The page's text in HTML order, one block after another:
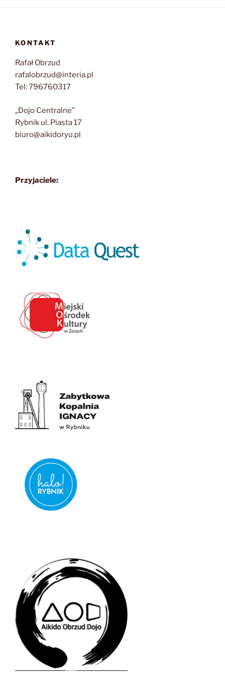
KONTAKT
Rafał Obrzud
rafalobrzud@interia.pl
Tel: 796760317
„Dojo Centralne”
Rybnik ul. Piasta 17
biuro@aikidoryu.pl
Przyjaciele: